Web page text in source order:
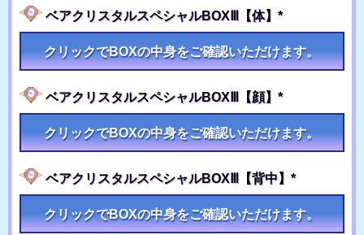
ベアクリスタルスペシャルBOXⅢ【体】*
クリックでBOXの中身をご確認いただけます。
ベアクリスタルスペシャルBOXⅢ【顔】*
クリックでBOXの中身をご確認いただけます。
ベアクリスタルスペシャルBOXⅢ【背中】*
クリックでBOXの中身をご確認いただけます。